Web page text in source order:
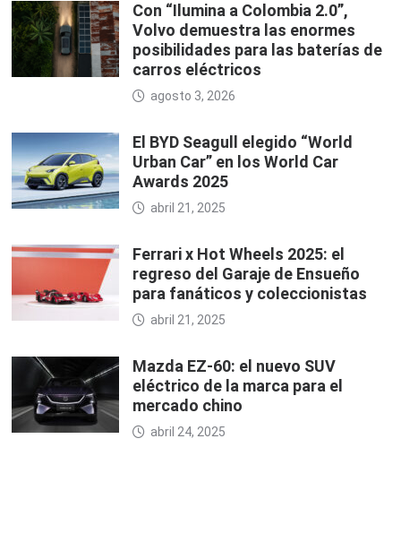
Con “Ilumina a Colombia 2.0”,
Volvo demuestra las enormes
posibilidades para las baterías de
carros eléctricos
agosto 3, 2026
El BYD Seagull elegido “World
Urban Car” en los World Car
Awards 2025
abril 21, 2025
Ferrari x Hot Wheels 2025: el
regreso del Garaje de Ensueño
para fanáticos y coleccionistas
abril 21, 2025
Mazda EZ-60: el nuevo SUV
eléctrico de la marca para el
mercado chino
abril 24, 2025